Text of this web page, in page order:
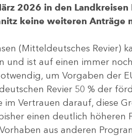
2026 in den
keine weiteren Anträge
(Mitteldeutsches Revier)
und ist auf einen immer
um Vorgaben der
Revier 50 % der
im Vertrauen darauf, diese
einen deutlich
aus anderen